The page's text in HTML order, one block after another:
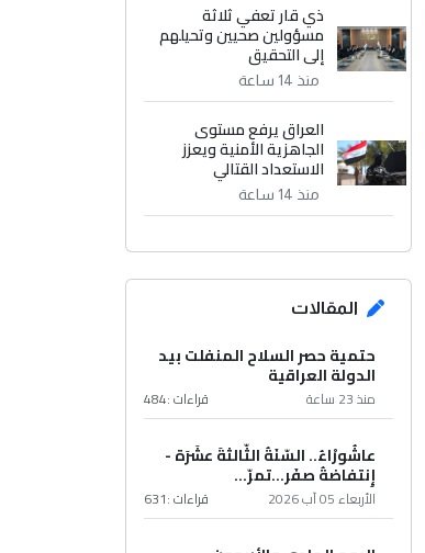
ذي قار تعفي ثلاثة
مسؤولين صحيين وتحيلهم
إلى التحقيق
منذ 14 ساعة
العراق يرفع مستوى
الجاهزية الأمنية ويعزز
الاستعداد القتالي
منذ 14 ساعة
المقالات
حتمية حصر السلاح المنفلت بيد
الدولة العراقية
منذ 23 ساعة قراءات :484
عاشُورْاءُ.. السّنَةُ الثّالثةَ عشَرَة -
إِنتفاضةُ صفَر…تمرّ...
الأربعاء 05 آب 2026 قراءات :631